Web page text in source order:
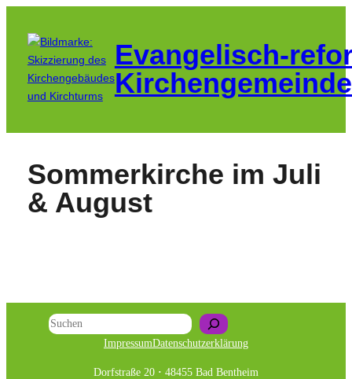
Inhalt
springen
Evangelisch-
Sommerkirche im Juli
& August
Suchen
ImpressumDatenschutzerklärung
Dorfstraße 20 · 48455 Bad Bentheim